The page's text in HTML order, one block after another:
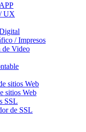
UX
/ Impresos
de Video
sitios Web
sitios Web
SSL
de SSL